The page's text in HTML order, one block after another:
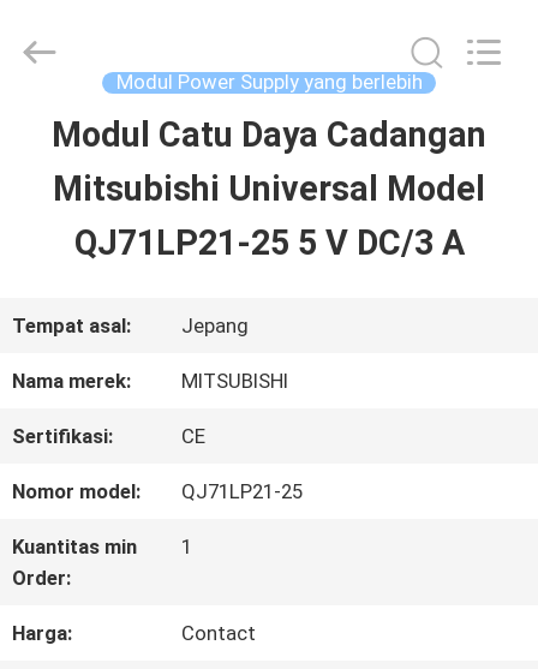
RUMAH
PRODUK
VIDEO
WISATA
Wisdomlong
Modul Power Supply yang berlebih
Modul Catu Daya Cadangan
Mitsubishi Universal Model
QJ71LP21-25 5 V DC/3 A
Tempat asal: Jepang
Nama merek: MITSUBISHI
Sertifikasi: CE
Nomor model: QJ71LP21-25
Kuantitas min
Order:
1
Harga: Contact